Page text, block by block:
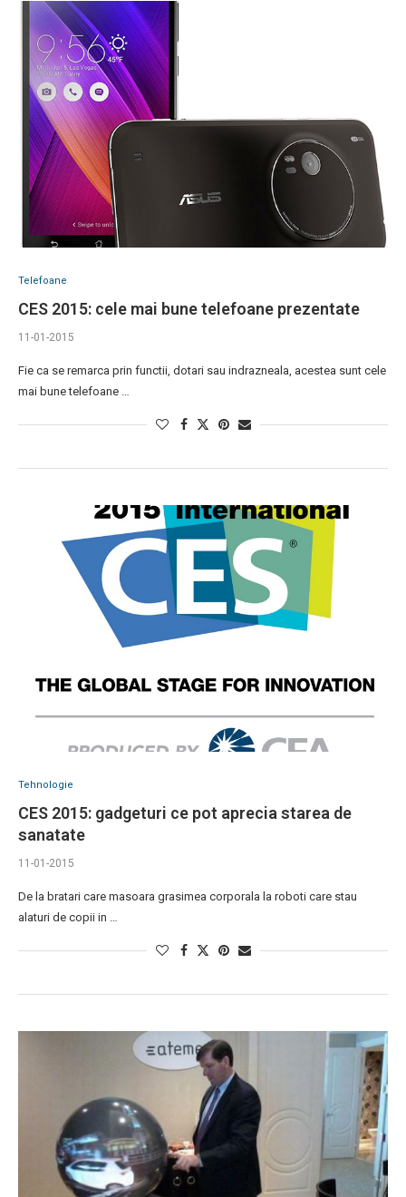
Telefoane
CES 2015: cele mai bune telefoane prezentate
11-01-2015
Fie ca se remarca prin functii, dotari sau indrazneala, acestea sunt cele
mai bune telefoane …
Tehnologie
CES 2015: gadgeturi ce pot aprecia starea de
sanatate
11-01-2015
De la bratari care masoara grasimea corporala la roboti care stau
alaturi de copii in …